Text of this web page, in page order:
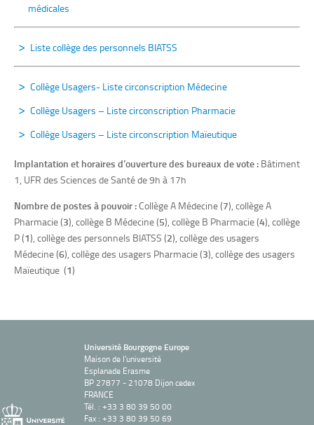
médicales
Liste collège des personnels BIATSS
Collège Usagers- Liste circonscription Médecine
Collège Usagers – Liste circonscription Pharmacie
Collège Usagers – Liste circonscription Maïeutique
Implantation et horaires d’ouverture des bureaux de vote : Bâtiment
1, UFR des Sciences de Santé de 9h à 17h
Nombre de postes à pouvoir :Collège A Médecine (7), collège A
Pharmacie (3), collège B Médecine (5), collège B Pharmacie (4), collège
P (1), collège des personnels BIATSS (2), collège des usagers
Médecine (6), collège des usagers Pharmacie (3), collège des usagers
Maïeutique (1)
Université Bourgogne Europe
Maison de l'université
Esplanade Erasme
BP 27877 - 21078 Dijon cedex
FRANCE
Tél. : +33 3 80 39 50 00
Fax : +33 3 80 39 50 69